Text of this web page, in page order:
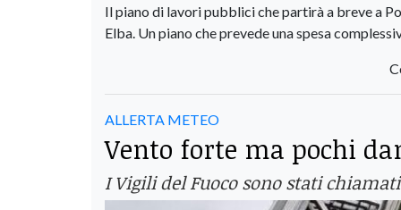
Il piano di lavori pubblici che partirà a breve a
Elba. Un piano che prevede una spesa
ALLERTA METEO
Vento forte ma pochi
I Vigili del Fuoco sono stati